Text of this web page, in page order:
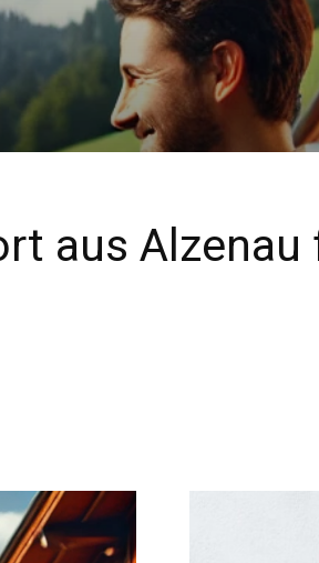
aus Alzenau